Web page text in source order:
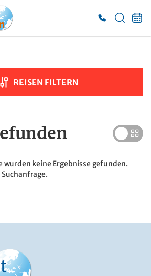
Reisen
REISEN FILTERN
wurden keine Ergebnisse gefunden.